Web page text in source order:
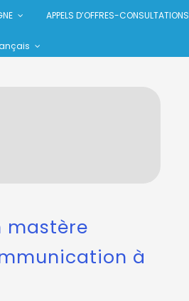
APPELS D’OFFRES-CONSULTATIONS
mastère
à